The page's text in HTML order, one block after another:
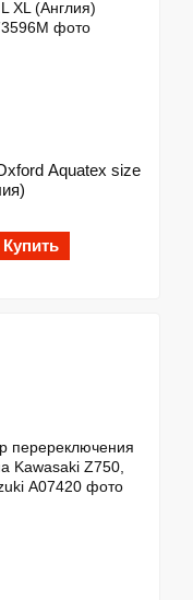
Aquatex size
Купить